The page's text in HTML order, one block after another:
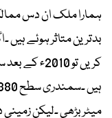
ہمارا ملک ان دس
بدترین متاثر ہوئے
کریں تو
میٹر بڑھی ۔لیکن